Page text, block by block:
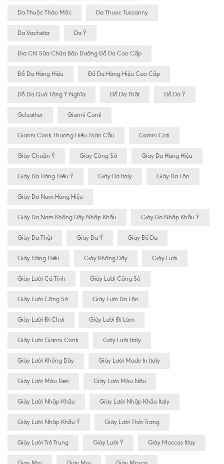
Da Thuộc Thảo Mộc Da Thuoc Tuscanny
Da Vachetta Da Ý
Địa Chỉ Sữa Chữa Bão Dưỡng Đồ Da Cao Cấp
Đồ Da Hàng Hiệu Đồ Da Hàng Hiệu Cao Cấp
Đồ Da Quà Tặng Ý Nghĩa Đồ Da Thật Đồ Da Ý
Gcleather Gianni Conti
Gianni Conti Thương Hiệu Toàn Cầu Gianni Coti
Giày Chuẩn Ý Giày Công Sở Giày Da Hàng Hiệu
Giày Da Hàng Hiệu Ý Giày Da Italy Giày Da Lộn
Giày Da Nam Hàng Hiệu
Giày Da Nam Không Dây Nhập Khẩu Giày Da Nhập Khẩu Ý
Giày Da Thật Giày Da Ý Giày Đế Da
Giày Hàng Hiệu Giày Không Dây Giày Lười
Giày Lười Cá Tính Giày Lười Công Sỏ
Giày Lười Công Sở Giày Lười Da Lộn
Giày Lười Đi Chơi Giày Lười Đi Làm
Giày Lười Gianni Conti Giày Lười Italy
Giày Lười Không Dây Giày Lười Made In Italy
Giày Lười Màu Đen Giày Lười Màu Nâu
Giày Lười Nhập Khẩu Giày Lười Nhập Khẩu Italy
Giày Lười Nhập Khẩu Ý Giày Lười Thời Trang
Giày Lười Trẻ Trung Giày Lười Ý Giày Moccas Itlay